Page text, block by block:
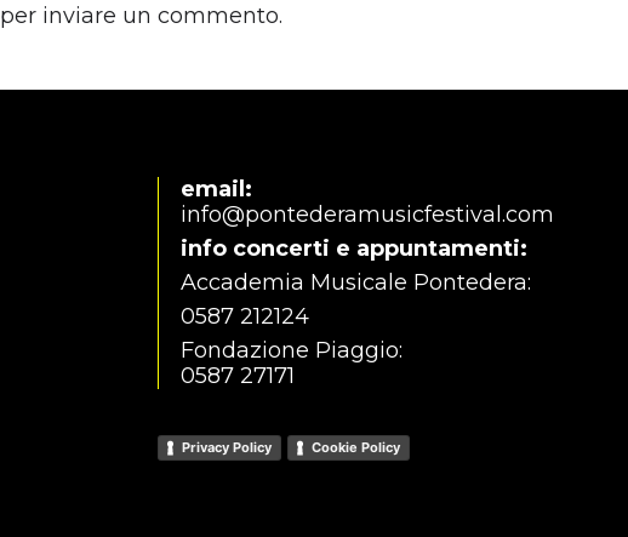
per inviare un commento.
email:
info@pontederamusicfestival.com
info concerti e appuntamenti:
Accademia Musicale Pontedera:
0587 212124
Fondazione Piaggio:
0587 27171
Privacy Policy Cookie Policy